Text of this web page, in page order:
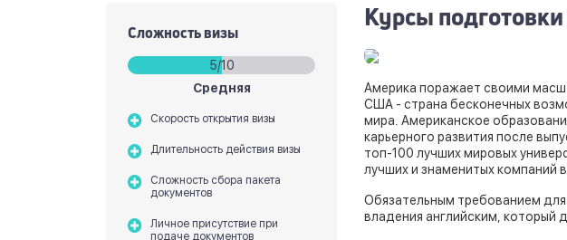
Сложность визы
5/10
Средняя
Скорость открытия визы
Длительность действия визы
Сложность сбора пакета
документов
Личное присутствие при
подаче документов
Курсы
Америка поражает своими
США - страна бесконечных
мира. Американское
карьерного развития после
топ-100 лучших мировых
лучших и знаменитых компаний
Обязательным требованием для
владения английским, который